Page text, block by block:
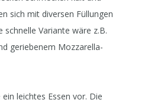
sich mit diversen Füllungen
schnelle Variante wäre z.B.
geriebenem Mozzarella-
leichtes Essen vor. Die